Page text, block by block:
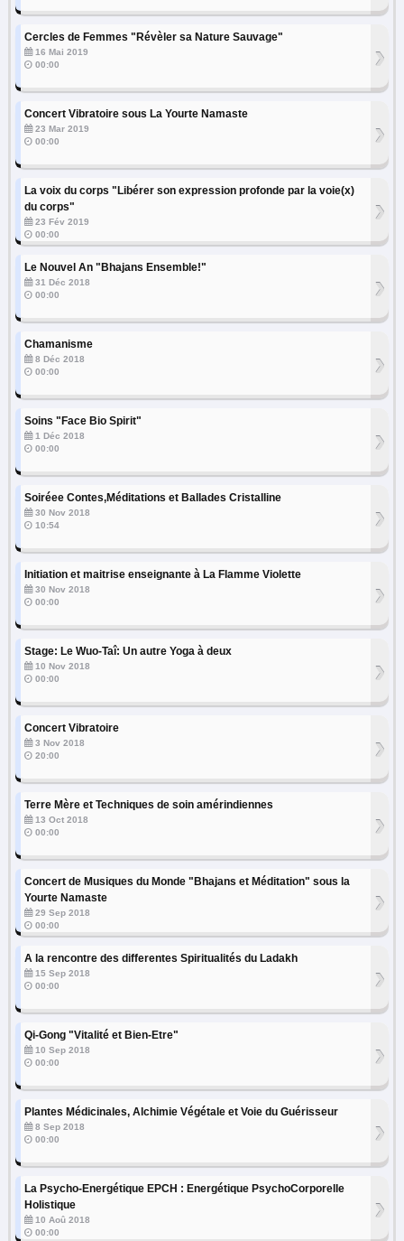
Cercles de Femmes "Révèler sa Nature Sauvage"
16 Mai 2019
00:00
›
Concert Vibratoire sous La Yourte Namaste
23 Mar 2019
00:00
›
La voix du corps "Libérer son expression profonde par la voie(x)
du corps"
23 Fév 2019
00:00
›
Le Nouvel An "Bhajans Ensemble!"
31 Déc 2018
00:00
›
Chamanisme
8 Déc 2018
00:00
›
Soins "Face Bio Spirit"
1 Déc 2018
00:00
›
Soiréee Contes,Méditations et Ballades Cristalline
30 Nov 2018
10:54
›
Initiation et maitrise enseignante à La Flamme Violette
30 Nov 2018
00:00
›
Stage: Le Wuo-Taî: Un autre Yoga à deux
10 Nov 2018
00:00
›
Concert Vibratoire
3 Nov 2018
20:00
›
Terre Mère et Techniques de soin amérindiennes
13 Oct 2018
00:00
›
Concert de Musiques du Monde "Bhajans et Méditation" sous la
Yourte Namaste
29 Sep 2018
00:00
›
A la rencontre des differentes Spiritualités du Ladakh
15 Sep 2018
00:00
›
Qi-Gong "Vitalité et Bien-Etre"
10 Sep 2018
00:00
›
Plantes Médicinales, Alchimie Végétale et Voie du Guérisseur
8 Sep 2018
00:00
›
La Psycho-Energétique EPCH : Energétique PsychoCorporelle
Holistique
10 Aoû 2018
00:00
›